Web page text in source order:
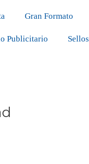
Gran Formato
Publicitario Sellos